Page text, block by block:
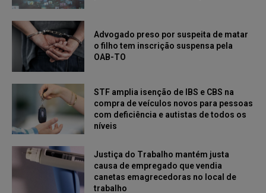
Advogado preso por suspeita de matar
o filho tem inscrição suspensa pela
OAB-TO
STF amplia isenção de IBS e CBS na
compra de veículos novos para pessoas
com deficiência e autistas de todos os
níveis
Justiça do Trabalho mantém justa
causa de empregado que vendia
canetas emagrecedoras no local de
trabalho